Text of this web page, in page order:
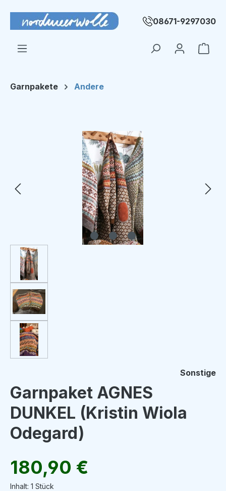
Zum Hauptinhalt springen
08671-9297030
Garnpakete Andere
Bildergalerie überspringen
Sonstige
Garnpaket AGNES
DUNKEL (Kristin Wiola
Odegard)
Regulärer Preis:
180,90 €
Inhalt: 1 Stück